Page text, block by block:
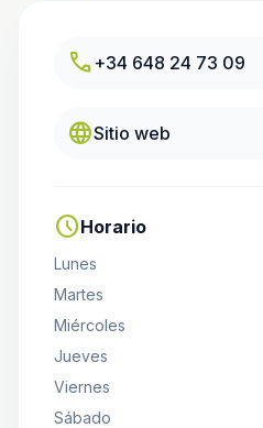
call +34 648 24 73 09
languageSitio web
scheduleHorario
Lunes
Martes
Miércoles
Jueves
Viernes
Sábado